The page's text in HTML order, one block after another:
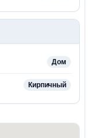
Дом
Кирпичный